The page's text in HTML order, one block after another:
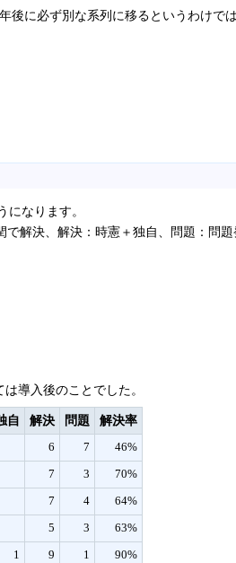
に必ず別な系列に移るというわけで
なります。
解決、解決：時憲＋独自、問題：問
導入後のことでした。
自 解決 問題
解決率
6 7 46%
7 3 70%
7 4 64%
5 3 63%
1 9 1 90%